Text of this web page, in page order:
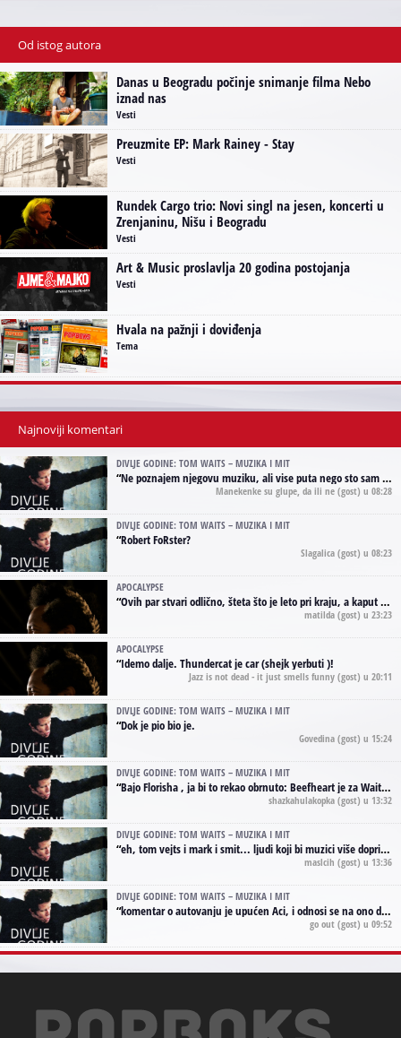
Od istog autora
Danas u Beogradu počinje snimanje filma Nebo
iznad nas
Vesti
Preuzmite EP: Mark Rainey - Stay
Vesti
Rundek Cargo trio: Novi singl na jesen, koncerti u
Zrenjaninu, Nišu i Beogradu
Vesti
Art & Music proslavlja 20 godina postojanja
Vesti
Hvala na pažnji i doviđenja
Tema
Najnoviji komentari
DIVLJE GODINE: TOM WAITS – MUZIKA I MIT
“Ne poznajem njegovu muziku, ali vise puta nego sto sam to zazeleo gledao sam njegove umjetnicke slike na raznim stranama interneta. Te stoga zakljucujem da je Tom Waits Lady Gaga muzike namrstenih, ma
Manekenke su glupe, da ili ne (gost) u 08:28
DIVLJE GODINE: TOM WAITS – MUZIKA I MIT
“Robert FoRster?
Slagalica (gost) u 08:23
APOCALYPSE
“Ovih par stvari odlično, šteta što je leto pri kraju, a kaput koji te vervoatno podseća na pirotski ćilim je iz tradicije Navaho indijanaca ;)
matilda (gost) u 23:23
APOCALYPSE
“Idemo dalje. Thundercat je car (shejk yerbuti )!
Jazz is not dead - it just smells funny (gost) u 20:11
DIVLJE GODINE: TOM WAITS – MUZIKA I MIT
“Dok je pio bio je.
Govedina (gost) u 15:24
DIVLJE GODINE: TOM WAITS – MUZIKA I MIT
“Bajo Florisha , ja bi to rekao obrnuto: Beefheart je za Waitsa, isto sto i Hendrix za Lenny Kravitza
shazkahulakopka (gost) u 13:32
DIVLJE GODINE: TOM WAITS – MUZIKA I MIT
“eh, tom vejts i mark i smit... ljudi koji bi muzici više doprineli da su radili kao vozači tramvaja u gsp-u.
maslcih (gost) u 13:36
DIVLJE GODINE: TOM WAITS – MUZIKA I MIT
“komentar o autovanju je upućen Aci, i odnosi se na ono drugo autovanje...'senzualnost Waitsa' ;)
go out (gost) u 09:52